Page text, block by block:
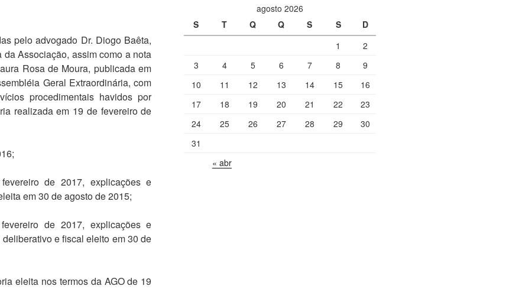
pelo advogado Dr. Diogo Baêta,
Associação, assim como a nota
Rosa de Moura, publicada em
Geral Extraordinária, com
procedimentais havidos por
realizada em 19 de fevereiro de
de 2017, explicações e
em 30 de agosto de 2015;
de 2017, explicações e
e fiscal eleito em 30 de
eleita nos termos da AGO de 19
agosto 2026
S
T Q Q S S
D
1
2
3
4 5 6 7 8
9
10
11 12 13 14 15
16
17
18 19 20 21 22
23
24
25 26 27 28 29
30
31
« abr